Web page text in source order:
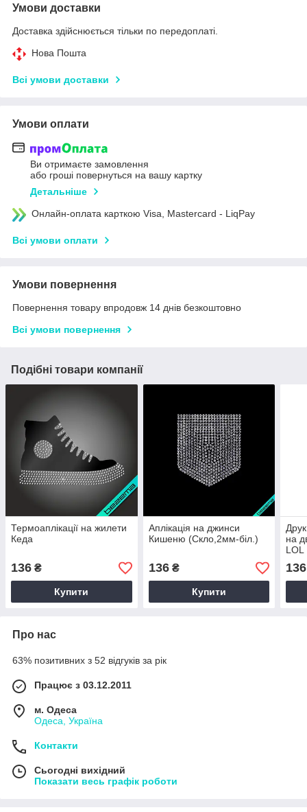
Умови доставки
Доставка здійснюється тільки по передоплаті.
Нова Пошта
Всі умови доставки
Умови оплати
Ви отримаєте замовлення
або гроші повернуться на вашу картку
Детальніше
Онлайн-оплата карткою Visa, Mastercard - LiqPay
Всі умови оплати
Умови повернення
Повернення товару впродовж 14 днів безкоштовно
Всі умови повернення
Подібні товари компанії
Термоаплікації на жилети
Кеда
136 ₴
Купити
Аплікація на джинси
Кишеню (Скло,2мм-біл.)
136₴
Купити
на
LOL
136
Про нас
63% позитивних з 52 відгуків за рік
Працює з 03.12.2011
м. Одеса
Одеса, Україна
Контакти
Сьогодні вихідний
Показати весь графік роботи